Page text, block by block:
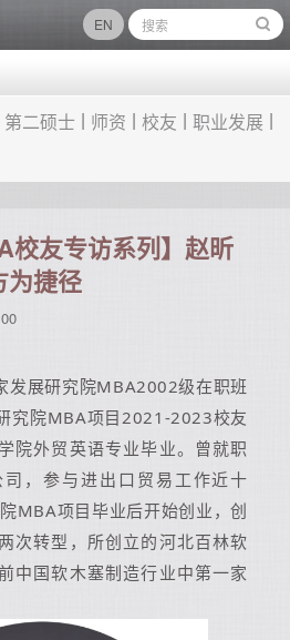
EN
第二硕士 师资 校友
职业发展
校友专访系列】赵昕
为捷径
发展研究院MBA2002级在职班
究院MBA项目2021-2023校友
院外贸英语专业毕业。曾就职
，参与进出口贸易工作近十
MBA项目毕业后开始创业，创
次转型，所创立的河北百林软
中国软木塞制造行业中第一家